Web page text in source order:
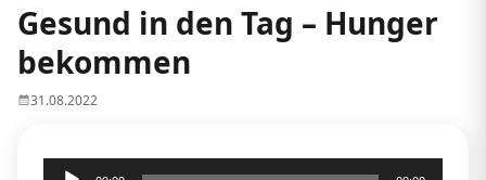
Gesund in den Tag – Hunger
bekommen
31.08.2022
Audio-